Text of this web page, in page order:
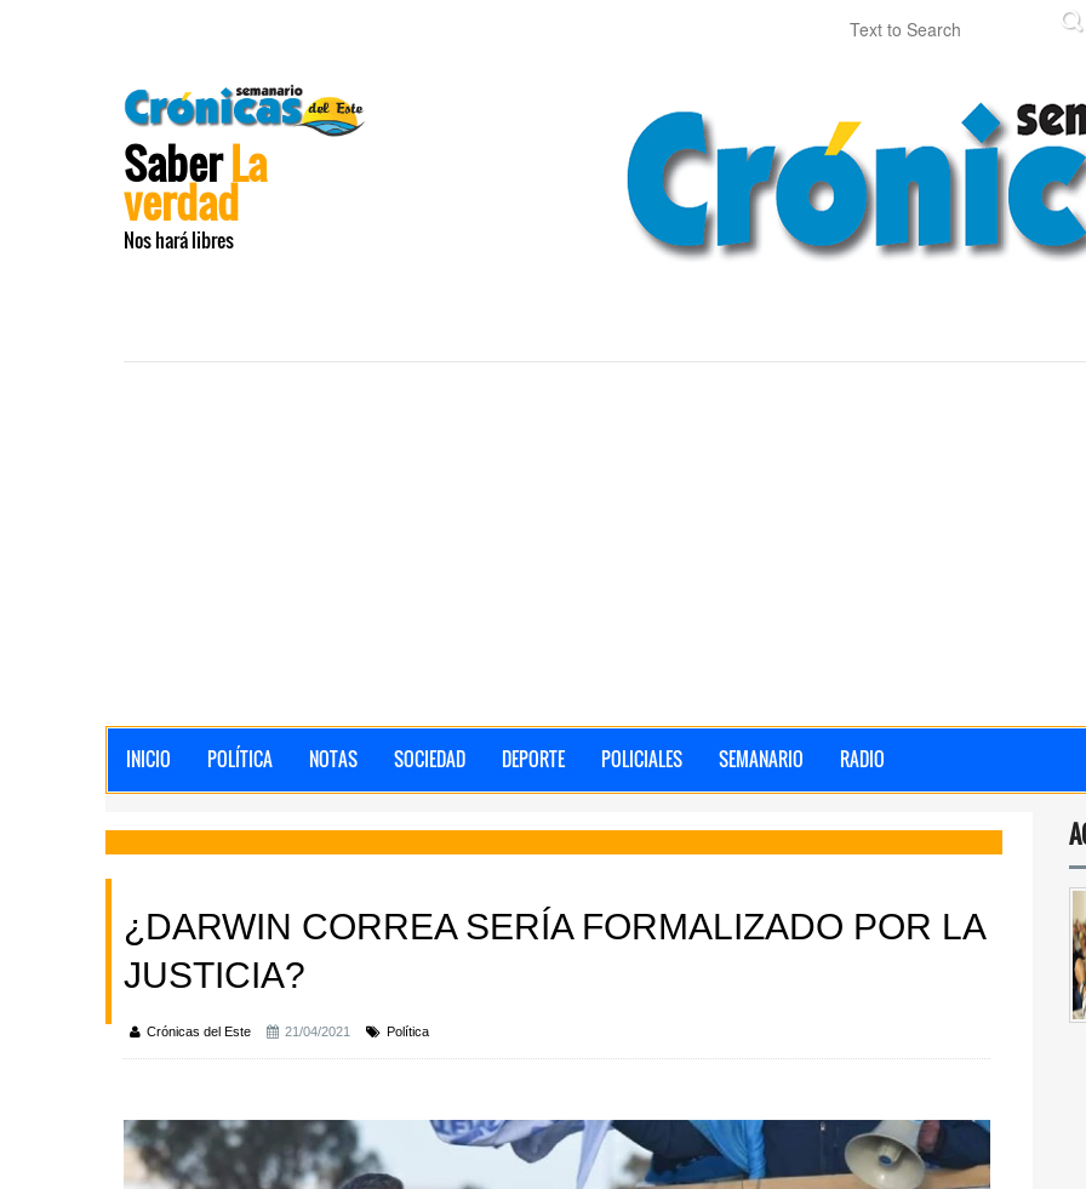
SaberLa
verdad
Nos hará libres
INICIO POLÍTICA NOTAS SOCIEDAD DEPORTE POLICIALES SEMANARIO RADIO
¿DARWIN CORREA SERÍA FORMALIZADO POR LA
JUSTICIA?
Crónicas del Este 21/04/2021 Política